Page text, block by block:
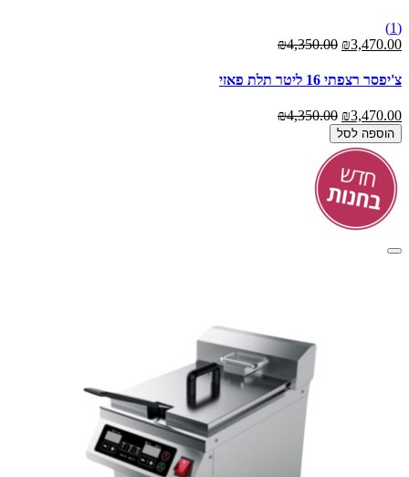
(1)
₪3,470.00
₪4,350.00
צ'יפסר רצפתי 16 ליטר תלת פאזי
₪3,470.00
₪4,350.00
הוספה לסל